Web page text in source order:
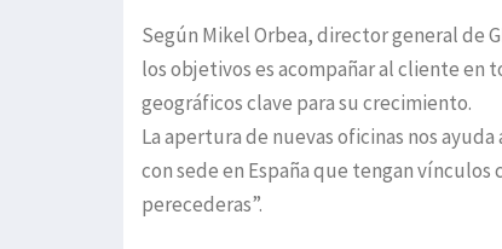
Según Mikel Orbea, director general de
los objetivos es acompañar al cliente en
geográficos clave para su crecimiento.
La apertura de nuevas oficinas nos
con sede en España que tengan
perecederas”.